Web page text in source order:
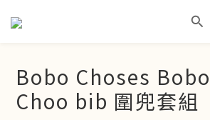
Bobo Choses
Choo bib 圍兜套組